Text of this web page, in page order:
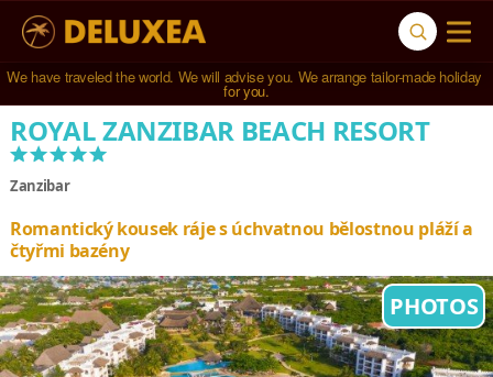
Navštívili jsme 791 hotelů ve 123 zemích světa.
ROYAL ZANZIBAR BEACH RESORT
*****
Zanzibar
Romantický kousek ráje s úchvatnou bělostnou pláží a
čtyřmi bazény
PHOTOS